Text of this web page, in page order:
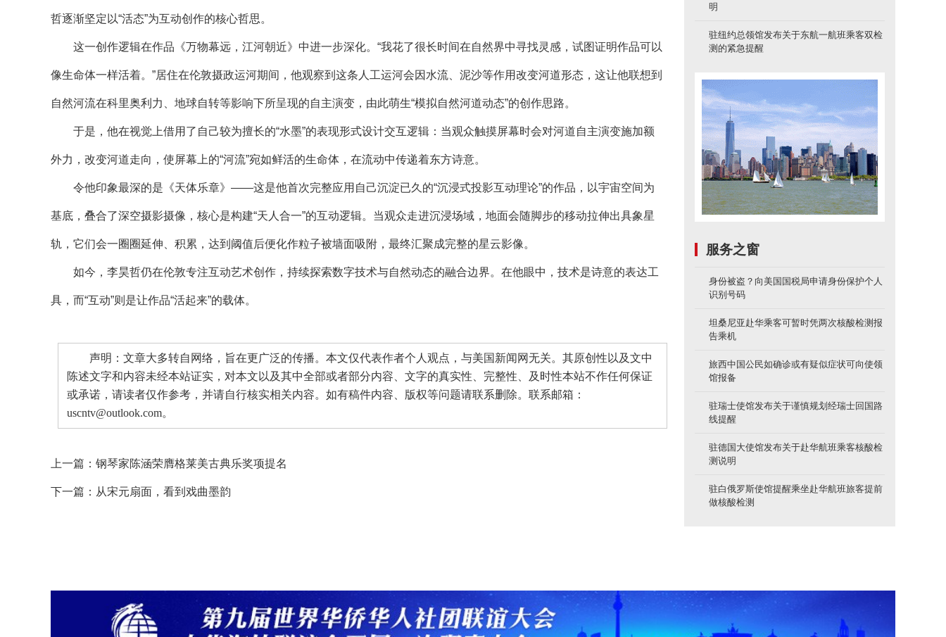
哲逐渐坚定以“活态”为互动创作的核心哲思。
这一创作逻辑在作品《万物幕远，江河朝近》中进一步深化。“我花了很长时间在自然界中寻找灵感，试图证明作品可以
像生命体一样活着。”居住在伦敦摄政运河期间，他观察到这条人工运河会因水流、泥沙等作用改变河道形态，这让他联想到
自然河流在科里奥利力、地球自转等影响下所呈现的自主演变，由此萌生“模拟自然河道动态”的创作思路。
于是，他在视觉上借用了自己较为擅长的“水墨”的表现形式设计交互逻辑：当观众触摸屏幕时会对河道自主演变施加额
外力，改变河道走向，使屏幕上的“河流”宛如鲜活的生命体，在流动中传递着东方诗意。
令他印象最深的是《天体乐章》——这是他首次完整应用自己沉淀已久的“沉浸式投影互动理论”的作品，以宇宙空间为
基底，叠合了深空摄影摄像，核心是构建“天人合一”的互动逻辑。当观众走进沉浸场域，地面会随脚步的移动拉伸出具象星
轨，它们会一圈圈延伸、积累，达到阈值后便化作粒子被墙面吸附，最终汇聚成完整的星云影像。
如今，李昊哲仍在伦敦专注互动艺术创作，持续探索数字技术与自然动态的融合边界。在他眼中，技术是诗意的表达工
具，而“互动”则是让作品“活起来”的载体。
声明：文章大多转自网络，旨在更广泛的传播。本文仅代表作者个人观点，与美国新闻网无关。其原创性以及文中
陈述文字和内容未经本站证实，对本文以及其中全部或者部分内容、文字的真实性、完整性、及时性本站不作任何保证
或承诺，请读者仅作参考，并请自行核实相关内容。如有稿件内容、版权等问题请联系删除。联系邮箱：
uscntv@outlook.com。
上一篇： 钢琴家陈涵荣膺格莱美古典乐奖项提名
下一篇： 从宋元扇面，看到戏曲墨韵
明
驻纽约总领馆发布关于东航一航班乘客双检
测的紧急提醒
服务之窗
身份被盗？向美国国税局申请身份保护个人
识别号码
坦桑尼亚赴华乘客可暂时凭两次核酸检测报
告乘机
旅西中国公民如确诊或有疑似症状可向使领
馆报备
驻瑞士使馆发布关于谨慎规划经瑞士回国路
线提醒
驻德国大使馆发布关于赴华航班乘客核酸检
测说明
驻白俄罗斯使馆提醒乘坐赴华航班旅客提前
做核酸检测